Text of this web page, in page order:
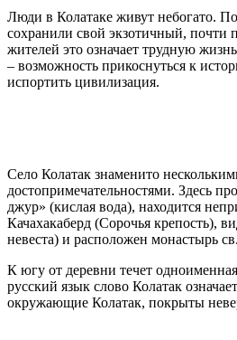
Люди в Колатаке живут небогато.
сохранили свой экзотичный, почти
жителей это означает трудную
– возможность прикоснуться к
испортить цивилизация.
Село Колатак знаменито
достопримечательностями. Здесь
джур» (кислая вода), находится
Качахакаберд (Сорочья крепость),
невеста) и расположен монастырь
К югу от деревни течет
русский язык слово Колатак
окружающие Колатак, покрыты